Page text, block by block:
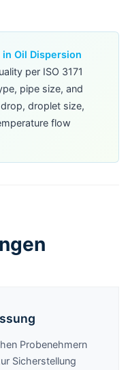
in Oil Dispersion
per ISO 3171
pipe size, and
droplet size,
flow
Probenehmern
Sicherstellung